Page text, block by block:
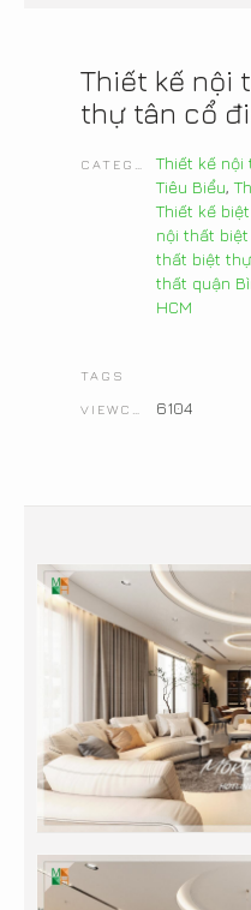
Thiết kế nội
thự tân cổ
Thiết kế
Tiêu Biểu,
Thiết kế
nội thất
thất biệt
thất quận
HCM
TAGS
6104